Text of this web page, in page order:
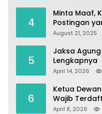
4
Minta Maaf,
Postingan
Emosi
August 21, 2025
5
Jaksa
Lengkapnya
April 14, 2026
6
Ketua
Wajib
Wartawan
April 8, 2026